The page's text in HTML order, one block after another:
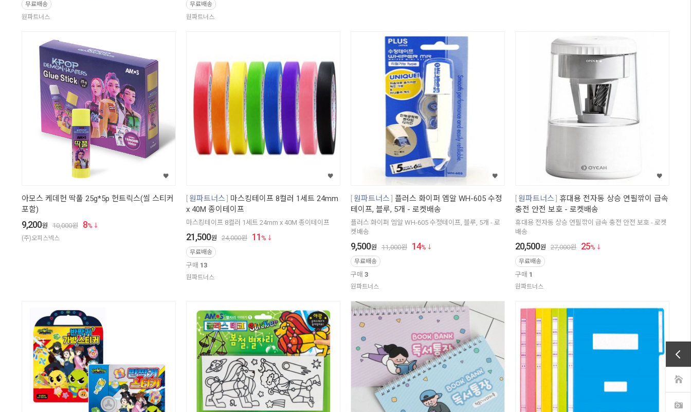
무료배송
원파트너스
무료배송
원파트너스
아모스 케데헌 딱풀 25g*5p 헌트릭스(씰 스티커
포함)
9,200원 10,000원 8%
(주)오피스넥스
원파트너스
마스킹테이프 8컬러 1세트 24mm
x 40M 종이테이프
마스킹테이프 8컬러 1세트 24mm x 40M 종이테이프
21,500원 24,000원 11 %
무료배송
구매 13
원파트너스
원파트너스
플러스 화이퍼 엠알 WH-605 수정
테이프, 블루, 5개 - 로켓배송
플러스 화이퍼 엠알 WH-605 수정테이프, 블루, 5개 - 로
켓배송
9,500원 11,000원 14%
무료배송
구매 3
원파트너스
원파트너스
휴대용 전자동 상승 연필깎이 급속
충전 안전 보호 - 로켓배송
휴대용 전자동 상승 연필깎이 급속 충전 안전 보호 - 로켓
배송
20,500원 27,000원 25%
무료배송
구매 1
원파트너스